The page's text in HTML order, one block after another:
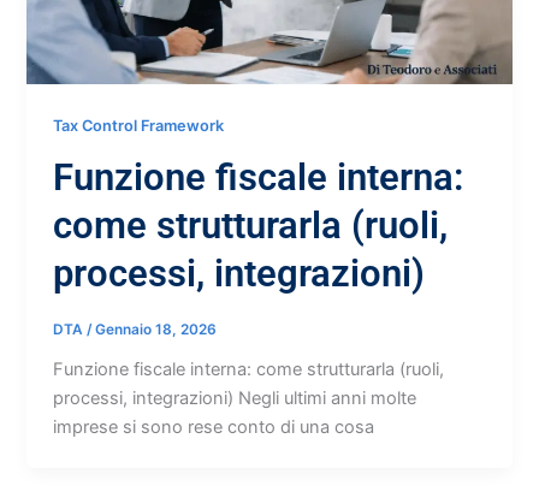
Tax Control Framework
Funzione fiscale interna:
come strutturarla (ruoli,
processi, integrazioni)
DTA/Gennaio 18, 2026
Funzione fiscale interna: come strutturarla (ruoli,
processi, integrazioni) Negli ultimi anni molte
imprese si sono rese conto di una cosa